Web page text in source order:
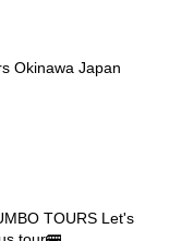
Okinawa Japan
TOURS Let's